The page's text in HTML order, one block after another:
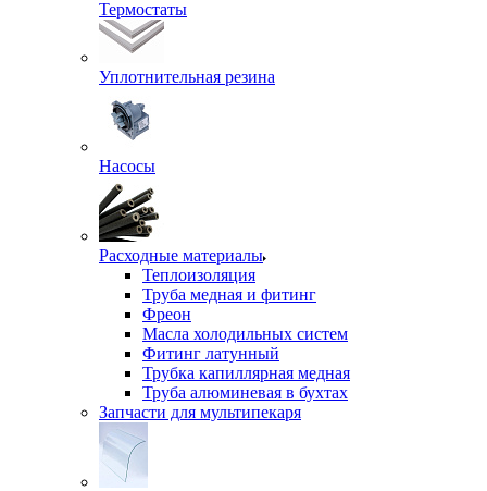
Термостаты
Уплотнительная резина
Насосы
Расходные материалы
Теплоизоляция
Труба медная и фитинг
Фреон
Масла холодильных систем
Фитинг латунный
Трубка капиллярная медная
Труба алюминевая в бухтах
Запчасти для мультипекаря